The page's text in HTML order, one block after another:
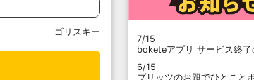
ゴリスキー
7/15
boketeアプリ サービス終了
6/15
プリッツのお題でひとこと